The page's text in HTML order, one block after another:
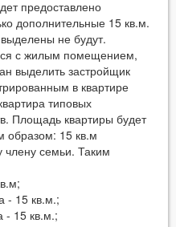
предоставлено
дополнительные 15 кв.м.
не будут.
с жилым помещением,
выделить застройщик
в квартире
типовых
Площадь квартиры будет
образом: 15 кв.м
члену семьи. Таким
- 15 кв.м.;
15 кв.м.;